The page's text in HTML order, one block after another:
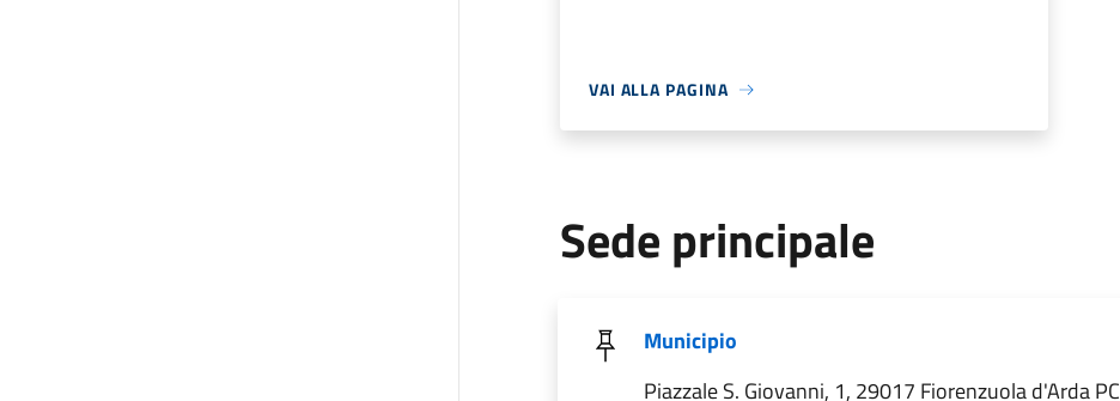
VAI ALLA PAGINA
Sede principale
Municipio
Piazzale S. Giovanni, 1, 29017 Fiorenzuola d'Arda PC